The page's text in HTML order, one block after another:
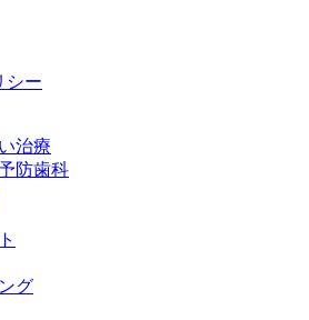
シー
治療
防歯科
グ